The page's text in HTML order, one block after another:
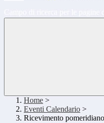
Home >
Eventi Calendario >
Ricevimento